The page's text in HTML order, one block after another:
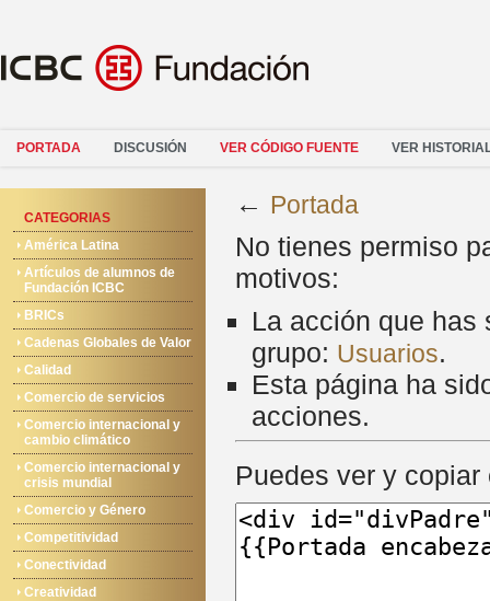
PORTADA DISCUSIÓN VER CÓDIGO FUENTE VER
CATEGORIAS
América Latina
Artículos de alumnos de
Fundación ICBC
BRICs
Cadenas Globales de Valor
Calidad
Comercio de servicios
Comercio internacional y
cambio climático
Comercio internacional y
crisis mundial
Comercio y Género
Competitividad
Conectividad
Creatividad
← Portada
No tienes permiso
motivos:
La acción que has
grupo: Usuarios.
Esta página ha
acciones.
Puedes ver y